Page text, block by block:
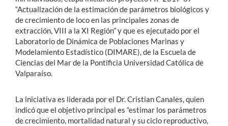
“Actualización de la estimación de parámetros biológicos y
de crecimiento de loco en las principales zonas de
extracción, VIII a la XI Región” y que es ejecutado por el
Laboratorio de Dinámica de Poblaciones Marinas y
Modelamiento Estadístico (DIMARE), de la Escuela de
Ciencias del Mar de la Pontificia Universidad Católica de
Valparaíso.
La iniciativa es liderada por el Dr. Cristian Canales, quien
indicó que el objetivo principal es “estimar los parámetros
de crecimiento, mortalidad natural y su ciclo reproductivo,